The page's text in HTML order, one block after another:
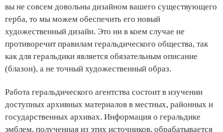
вы не совсем довольны дизайном вашего существующего
герба, то мы можем обеспечить его новый
художественный дизайн. Это ни в коем случае не
противоречит правилам геральдического общества, так
как для геральдики является обязательным описание
(блазон), а не точный художественный образ.
Работа геральдического агентства состоит в изучении
доступных архивных материалов в местных, районных и
государственных архивах. Информация о геральдике
эмблем, полученная из этих источников, обрабатывается